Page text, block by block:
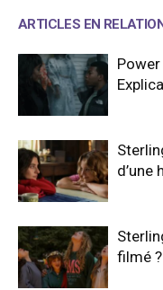
ARTICLES EN
d’une
filmé